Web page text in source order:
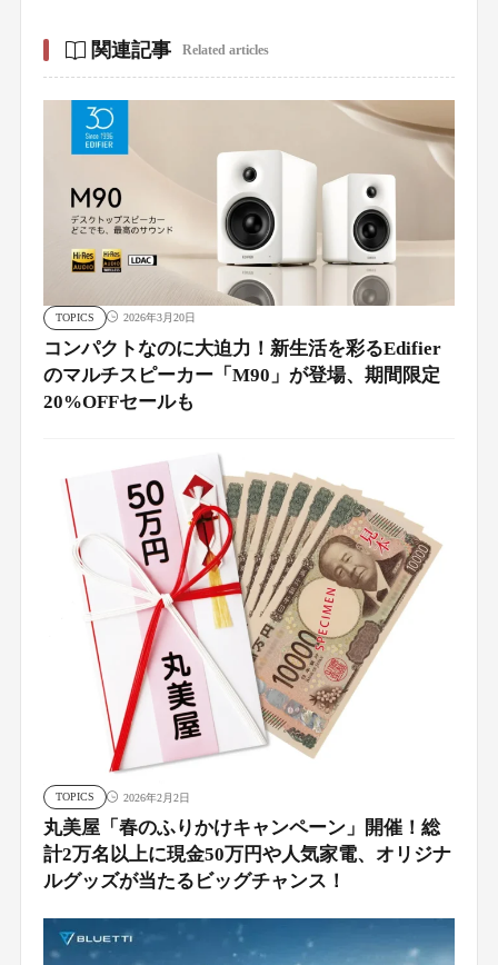
関連記事 Related articles
TOPICS 2026年3月20日
コンパクトなのに大迫力！新生活を彩るEdifier
のマルチスピーカー「M90」が登場、期間限定
20%OFFセールも
TOPICS 2026年2月2日
丸美屋「春のふりかけキャンペーン」開催！総
計2万名以上に現金50万円や人気家電、オリジナ
ルグッズが当たるビッグチャンス！